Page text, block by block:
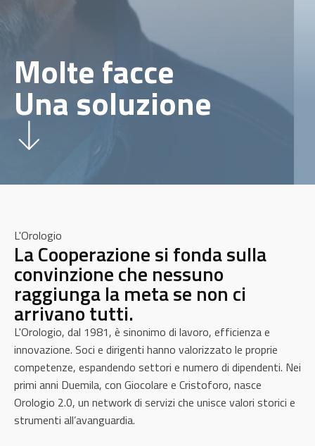
Molte facce
Una soluzione
L'Orologio
La Cooperazione si fonda sulla
convinzione che nessuno
raggiunga la meta se non ci
arrivano tutti.
L'Orologio, dal 1981, è sinonimo di lavoro, efficienza e
innovazione. Soci e dirigenti hanno valorizzato le proprie
competenze, espandendo settori e numero di dipendenti. Nei
primi anni Duemila, con Giocolare e Cristoforo, nasce
Orologio 2.0, un network di servizi che unisce valori storici e
strumenti all’avanguardia.